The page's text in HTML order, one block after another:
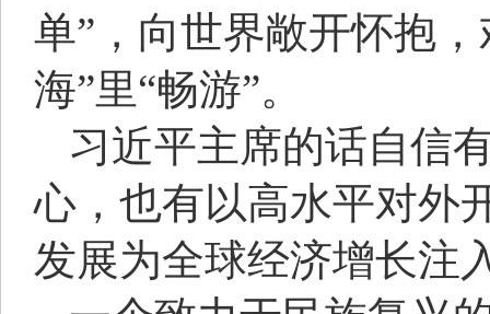
单”，向世界敞开怀抱
海”里“畅游”。
习近平主席的话自信
心，也有以高水平对外
发展为全球经济增长注